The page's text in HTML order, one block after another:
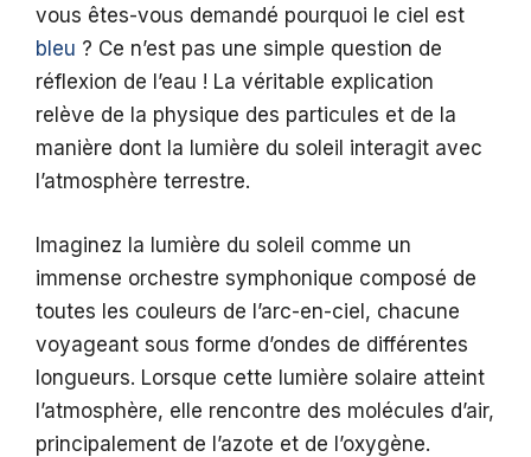
vous êtes-vous demandé pourquoi le ciel est
bleu ? Ce n’est pas une simple question de
réflexion de l’eau ! La véritable explication
relève de la physique des particules et de la
manière dont la lumière du soleil interagit avec
l’atmosphère terrestre.
Imaginez la lumière du soleil comme un
immense orchestre symphonique composé de
toutes les couleurs de l’arc-en-ciel, chacune
voyageant sous forme d’ondes de différentes
longueurs. Lorsque cette lumière solaire atteint
l’atmosphère, elle rencontre des molécules d’air,
principalement de l’azote et de l’oxygène.